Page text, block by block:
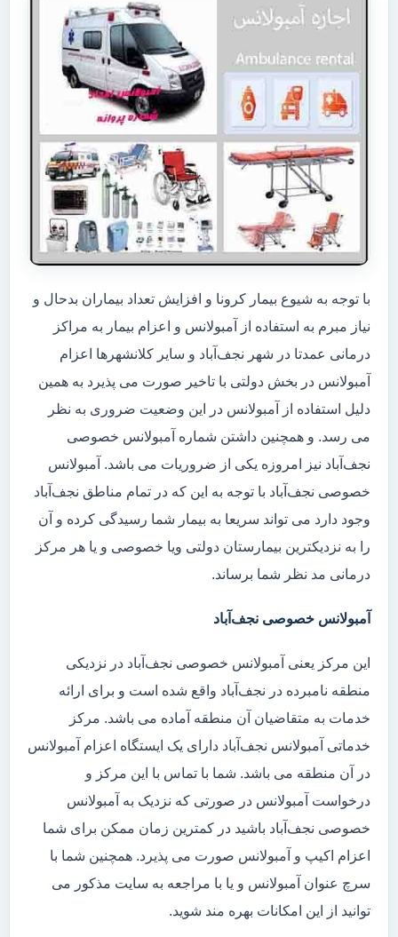
با توجه به شیوع بیمار کرونا و افزایش تعداد بیماران بدحال و
نیاز مبرم به استفاده از آمبولانس و اعزام بیمار به مراکز
درمانی عمدتا در شهر نجف‌آباد و سایر کلانشهرها اعزام
آمبولانس در بخش دولتی با تاخیر صورت می پذیرد به همین
دلیل استفاده از آمبولانس در این وضعیت ضروری به نظر
می رسد. و همچنین داشتن شماره آمبولانس خصوصی
نجف‌آباد نیز امروزه یکی از ضروریات می باشد. آمبولانس
خصوصی نجف‌آباد با توجه به این که در تمام مناطق نجف‌آباد
وجود دارد می تواند سریعا به بیمار شما رسیدگی کرده و آن
را به نزدیکترین بیمارستان دولتی ویا خصوصی و یا هر مرکز
درمانی مد نظر شما برساند.
آمبولانس خصوصی نجف‌آباد
این مرکز یعنی آمبولانس خصوصی نجف‌آباد در نزدیکی
منطقه نامبرده در نجف‌آباد واقع شده است و برای ارائه
خدمات به متقاضیان آن منطقه آماده می باشد. مرکز
خدماتی آمبولانس نجف‌آباد دارای یک ایستگاه اعزام آمبولانس
در آن منطقه می باشد. شما با تماس با این مرکز و
درخواست آمبولانس در صورتی که نزدیک به آمبولانس
خصوصی نجف‌آباد باشید در کمترین زمان ممکن برای شما
اعزام اکیپ و آمبولانس صورت می پذیرد. همچنین شما با
سرچ عنوان آمبولانس و یا با مراجعه به سایت مذکور می
توانید از این امکانات بهره مند شوید.